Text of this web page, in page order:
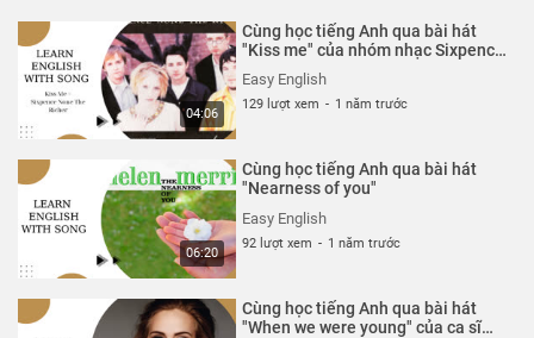
04:06
Cùng học tiếng Anh qua bài hát
"Kiss me" của nhóm nhạc Sixpence
None The Richer
Easy English
129 lượt xem - 1 năm trước
06:20
Cùng học tiếng Anh qua bài hát
"Nearness of you"
Easy English
92 lượt xem - 1 năm trước
Cùng học tiếng Anh qua bài hát
"When we were young" của ca sĩ